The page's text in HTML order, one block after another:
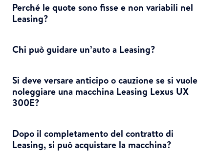
Perché le quote sono fisse e non variabili nel
Leasing?
Chi può guidare un’auto a Leasing?
Si deve versare anticipo o cauzione se si vuole
noleggiare una macchina Leasing Lexus UX
300E?
Dopo il completamento del contratto di
Leasing, si può acquistare la macchina?